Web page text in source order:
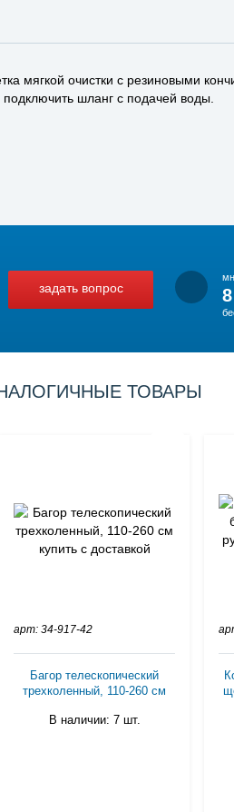
мягкой очистки с резиновыми
шланг с подачей воды.
задать вопрос
ТОВАРЫ
арт: 34-917-42
Багор телескопический
трехколенный, 110-260 см
В наличии: 7 шт.